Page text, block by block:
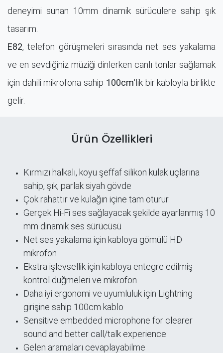
deneyimi sunan 10mm dinamik sürücülere sahip şık
tasarım.
E82, telefon görüşmeleri sırasında net ses yakalama
ve en sevdiğiniz müziği dinlerken canlı tonlar sağlamak
için dahili mikrofona sahip 100cm'lik bir kabloyla birlikte
gelir.
Ürün Özellikleri
Kırmızı halkalı, koyu şeffaf silikon kulak uçlarına
sahip, şık, parlak siyah gövde
Çok rahattır ve kulağın içine tam oturur
Gerçek Hi-Fi ses sağlayacak şekilde ayarlanmış 10
mm dinamik ses sürücüsü
Net ses yakalama için kabloya gömülü HD
mikrofon
Ekstra işlevsellik için kabloya entegre edilmiş
kontrol düğmeleri ve mikrofon
Daha iyi ergonomi ve uyumluluk için Lightning
girişine sahip 100cm kablo
Sensitive embedded microphone for clearer
sound and better call/talk experience
Gelen aramaları cevaplayabilme